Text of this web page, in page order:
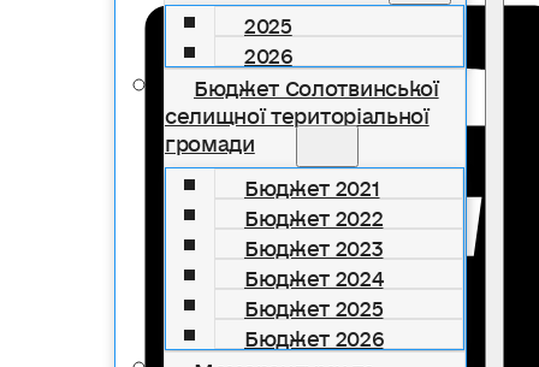
2025
2026
Бюджет Солотвинської
селищної територіальної
громади
Бюджет 2021
Бюджет 2022
Бюджет 2023
Бюджет 2024
Бюджет 2025
Бюджет 2026